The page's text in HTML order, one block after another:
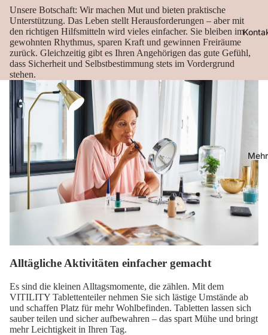
Mehr
Unsere Botschaft: Wir machen Mut und bieten praktische
Unterstützung. Das Leben stellt Herausforderungen – aber mit
den richtigen Hilfsmitteln wird vieles einfacher. Sie bleiben im
gewohnten Rhythmus, sparen Kraft und gewinnen Freiräume
zurück. Gleichzeitig gibt es Ihren Angehörigen das gute Gefühl,
dass Sicherheit und Selbstbestimmung stets im Vordergrund
stehen.
Alltägliche Aktivitäten einfacher gemacht
Es sind die kleinen Alltagsmomente, die zählen. Mit dem
VITILITY Tablettenteiler nehmen Sie sich lästige Umstände ab
und schaffen Platz für mehr Wohlbefinden. Tabletten lassen sich
sauber teilen und sicher aufbewahren – das spart Mühe und bringt
mehr Leichtigkeit in Ihren Tag.